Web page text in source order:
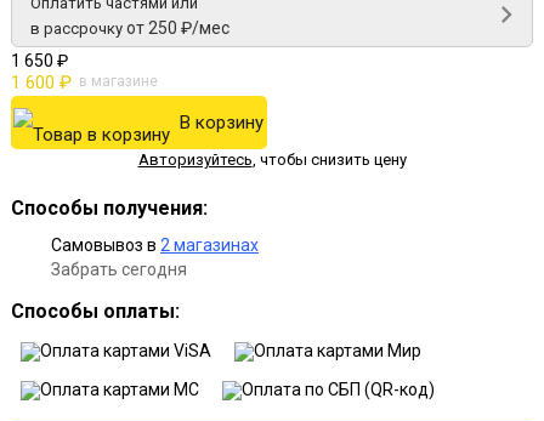
в рассрочку от 250 ₽/мес
1 650 ₽
1 600 ₽ в магазине
В корзину
Авторизуйтесь, чтобы снизить цену
Способы получения:
Самовывоз в 2 магазинах
Забрать сегодня
Способы оплаты: